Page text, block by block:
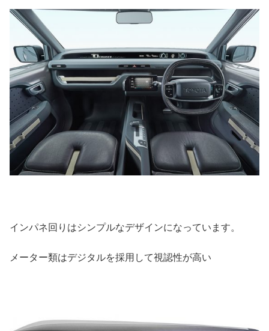
インパネ回りはシンプルなデザインになっています。
メーター類はデジタルを採用して視認性が高い